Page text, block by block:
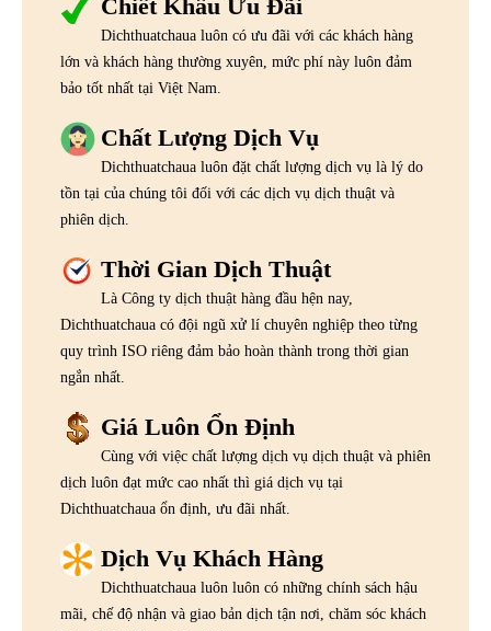
Chiết Khấu Ưu Đãi
Dichthuatchaua luôn có ưu đãi với các khách hàng
lớn và khách hàng thường xuyên, mức phí này luôn đảm
bảo tốt nhất tại Việt Nam.
Chất Lượng Dịch Vụ
Dichthuatchaua luôn đặt chất lượng dịch vụ là lý do
tồn tại của chúng tôi đối với các dịch vụ dịch thuật và
phiên dịch.
Thời Gian Dịch Thuật
Là Công ty dịch thuật hàng đầu hện nay,
Dichthuatchaua có đội ngũ xử lí chuyên nghiệp theo từng
quy trình ISO riêng đảm bảo hoàn thành trong thời gian
ngắn nhất.
Giá Luôn Ổn Định
Cùng với việc chất lượng dịch vụ dịch thuật và phiên
dịch luôn đạt mức cao nhất thì giá dịch vụ tại
Dichthuatchaua ổn định, ưu đãi nhất.
Dịch Vụ Khách Hàng
Dichthuatchaua luôn luôn có những chính sách hậu
mãi, chế độ nhận và giao bản dịch tận nơi, chăm sóc khách